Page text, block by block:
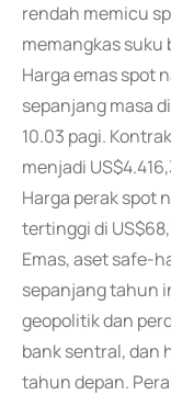
rendah memicu
memangkas suku
Harga emas spot
sepanjang masa
10.03 pagi.
menjadi
Harga perak spot
tertinggi di
Emas, aset safe-
sepanjang tahun
geopolitik dan
bank sentral, dan
tahun depan.